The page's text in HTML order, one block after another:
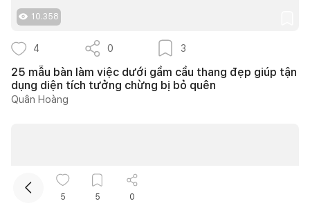
10.358
4 0 3
25 mẫu bàn làm việc dưới gầm cầu thang đẹp giúp tận
dụng diện tích tưởng chừng bị bỏ quên
Quân Hoàng
5 5 0
Kết nối thiết kế, thi công
Mua sắm hoàn thiện nhà